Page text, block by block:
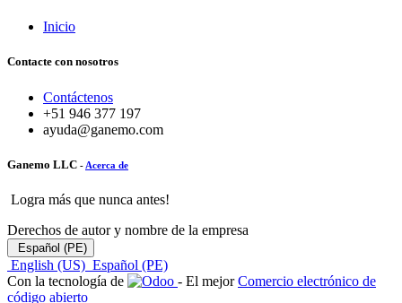
Inicio
Contacte con nosotros
Contáctenos
+51 946 377 197
ayuda@ganemo.com
Ganemo LLC - Acerca de
Logra más que nunca antes!
Derechos de autor y nombre de la empresa
Español (PE)
English (US) Español (PE)
Con la tecnología de
- El mejorComercio electrónico de
código abierto